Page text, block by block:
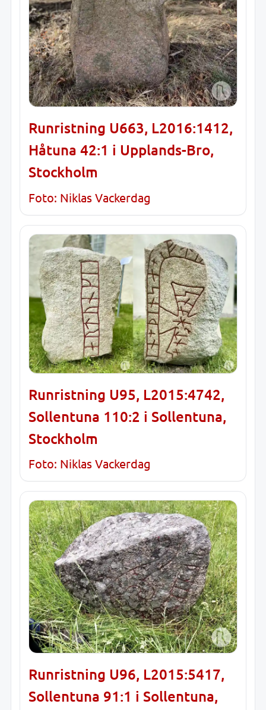
Runristning U663, L2016:1412,
Håtuna 42:1 i Upplands-Bro,
Stockholm
Foto: Niklas Vackerdag
Runristning U95, L2015:4742,
Sollentuna 110:2 i Sollentuna,
Stockholm
Foto: Niklas Vackerdag
Runristning U96, L2015:5417,
Sollentuna 91:1 i Sollentuna,